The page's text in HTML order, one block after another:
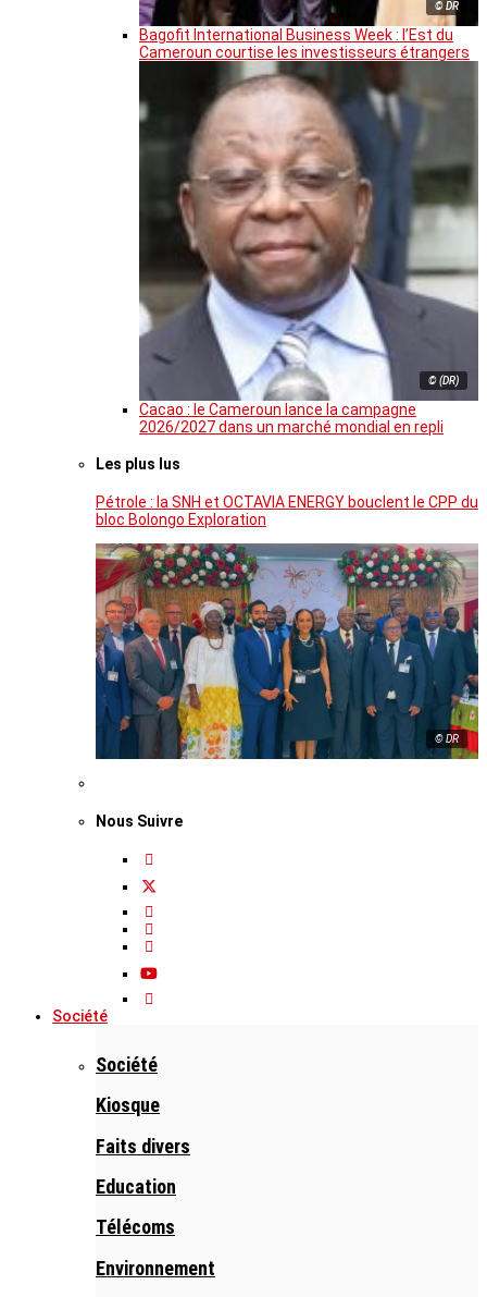
© DR
Bagofit International Business Week : l’Est du
Cameroun courtise les investisseurs étrangers
© (DR)
Cacao : le Cameroun lance la campagne
2026/2027 dans un marché mondial en repli
Les plus lus
Pétrole : la SNH et OCTAVIA ENERGY bouclent le CPP du
bloc Bolongo Exploration
© DR
Nous Suivre
Société
Société
Kiosque
Faits divers
Education
Télécoms
Environnement